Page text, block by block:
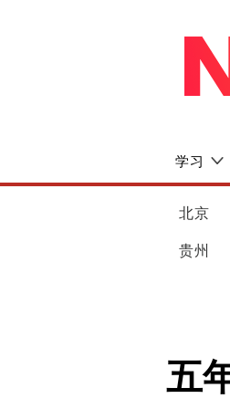
学习
北京
贵州
五